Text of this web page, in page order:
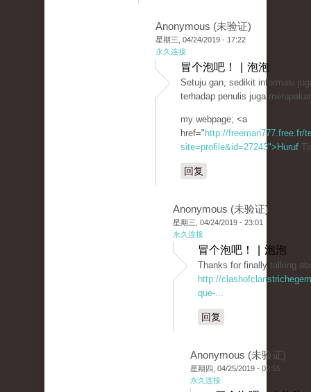
Anonymous (未验证)
星期三, 04/24/2019 - 17:22
永久连接
冒个泡吧！ | 泡泡
Setuju gan, sedikit informasi
terhadap penulis juga
my webpage; <a
href=" http://freeman777.free.fr/
site=profile&id=27243">Huruf
回复
Anonymous (未验证)
星期三, 04/24/2019 - 23:01
永久连接
冒个泡吧！ | 泡泡
Thanks for finally talking
http://
que-...
回复
Anonymous (未验证)
星期四, 04/25/2019 - 02:55
永久连接